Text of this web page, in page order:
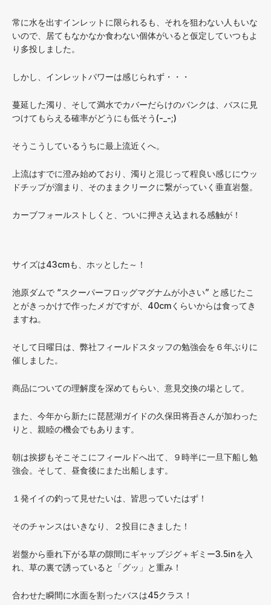
常に水を出すインレットに限られるも、それを狙わない人もいな
いので、居てもなかなか食わない個体がいると仮定していつもよ
り多投しました。
しかし、インレットパワーは感じられず・・・
蔓延した濁り、そして満水でカバーだらけのバンクは、バスに見
つけてもらえる確率がどうにも低そう(-_-;)
そうこうしているうちに最上流近くへ。
上流はすでに澄み始めており、濁りと混じって程良い感じにウッ
ドチップが溜まり、そのままクリークに繋がっていく垂直岩盤。
カーブフォールストしくと、ついに押さえ込まれる感触が！
サイズは43cmも、ホッとした～！
池原ダムで “スクーパーフロッグマグナムが小さい” と感じたこ
とがきっかけで作ったメガですが、40cmくらいからは食ってき
ますね。
そして日曜日は、弊社フィールドスタッフの勉強会を６年ぶりに
催しました。
商品についての理解度を深めてもらい、意見交換の場として。
また、今年から新たに琵琶湖ガイドの久保田将吾さんが加わった
りと、親睦の機会でもあります。
朝は挨拶もそこそこにフィールドへ出て、９時半に一旦下船し勉
強会。そして、昼食後にまた出船します。
１発イイの釣って見せたいは、皆思っていたはず！
そのチャンスはいきなり、２投目にきました！
岩盤から垂れ下がる草の隙間にギャップジグ＋ギミー3.5inを入
れ、草の裏で誘っていると「グッ」と重み！
合わせた瞬間に水面を割ったバスは45クラス！